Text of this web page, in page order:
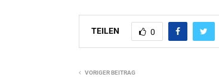
TEILEN 0
VORIGER BEITRAG